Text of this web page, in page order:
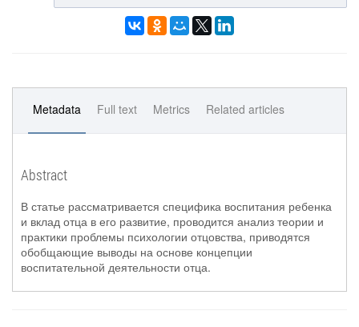
Metadata Full text Metrics Related articles
Abstract
В статье рассматривается специфика воспитания ребенка
и вклад отца в его развитие, проводится анализ теории и
практики проблемы психологии отцовства, приводятся
обобщающие выводы на основе концепции
воспитательной деятельности отца.